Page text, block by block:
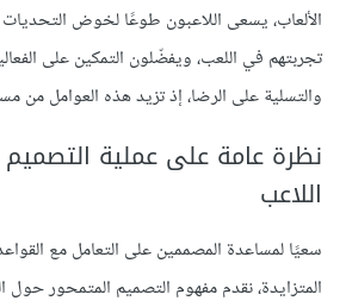
الألعاب، يسعى اللاعبون طوعًا لخوض
تجربتهم في اللعب، ويفضّلون التمكين على
والتسلية على الرضا، إذ تزيد هذه العوامل من
نظرة عامة على عملية
اللاعب
سعيًا لمساعدة المصممين على التعامل مع
المتزايدة، نقدم مفهوم التصميم المتمحور حول